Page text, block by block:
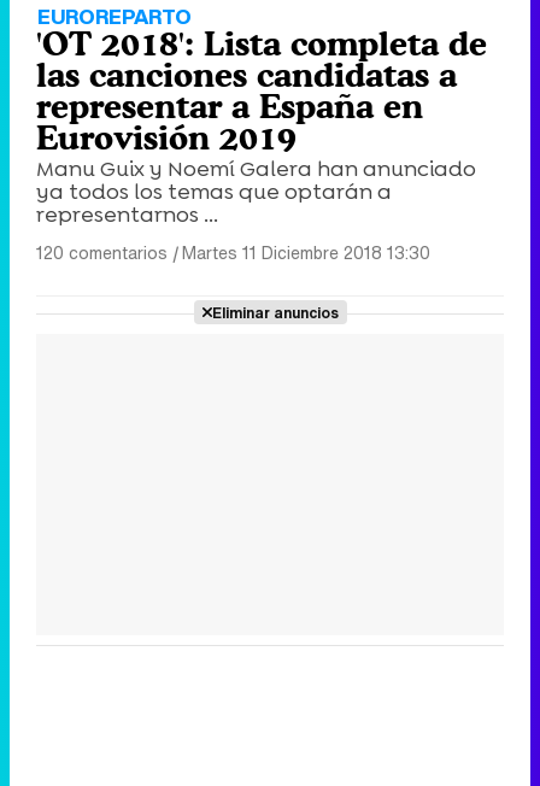
EUROREPARTO
'OT 2018': Lista completa de
las canciones candidatas a
representar a España en
Eurovisión 2019
Manu Guix y Noemí Galera han anunciado
ya todos los temas que optarán a
representarnos ...
120 comentarios |Martes 11 Diciembre 2018 13:30
Eliminar anuncios